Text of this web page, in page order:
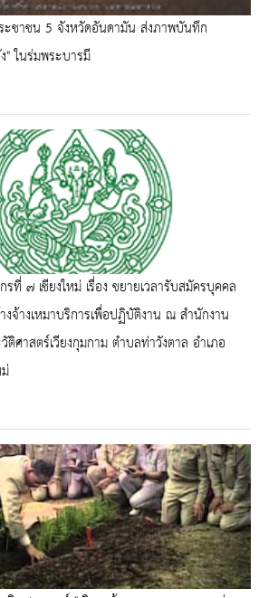
ะชาชน 5 จังหวัดอันดามัน ส่งภาพบันทึก
ในร่มพระบารมี
ที่ ๗ เชียงใหม่ เรื่อง ขยายเวลารับสมัครบุคคล
งจ้างเหมาบริการเพื่อปฏิบัติงาน ณ สำนักงาน
ติศาสตร์เวียงกุมกาม ตำบลท่าวังตาล อำเภอ